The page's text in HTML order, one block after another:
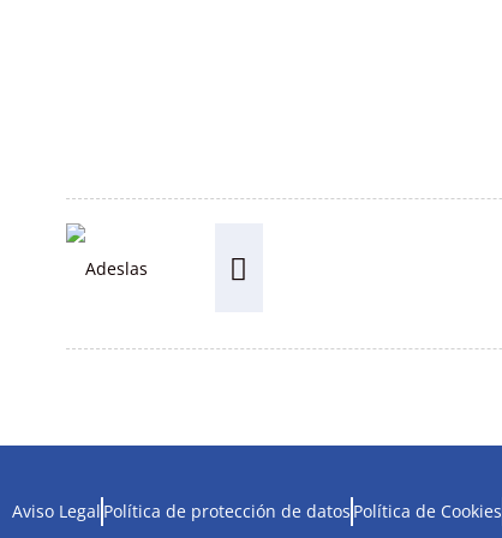
Aviso Legal Política de protección de datos Política de Cookies